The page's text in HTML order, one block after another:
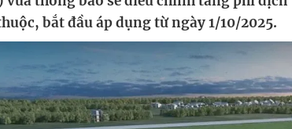
Thị trường
Tư vấn
bắt đầu áp dụng từ ngày 1/10/2025.